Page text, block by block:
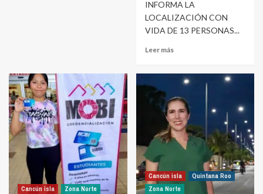
INFORMA LA
LOCALIZACIÓN CON
VIDA DE 13 PERSONAS...
Leer más
Cancún isla Zona Norte
Cancún isla
Quintana Roo
Zona Norte